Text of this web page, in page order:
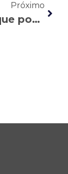
Próximo
5 erros que podem fazer você perder o auxílio-doença do INSS